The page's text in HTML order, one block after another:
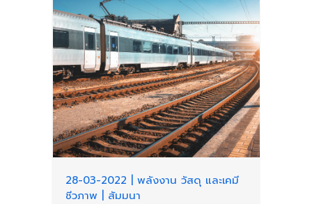
28-03-2022
พลังงาน วัสดุ และเคมี
ชีวภาพ
สัมมนา